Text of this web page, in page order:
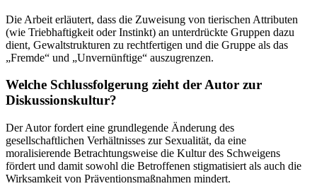
Die Arbeit erläutert, dass die Zuweisung von tierischen Attributen
(wie Triebhaftigkeit oder Instinkt) an unterdrückte Gruppen dazu
dient, Gewaltstrukturen zu rechtfertigen und die Gruppe als das
„Fremde“ und „Unvernünftige“ auszugrenzen.
Welche Schlussfolgerung zieht der Autor zur
Diskussionskultur?
Der Autor fordert eine grundlegende Änderung des
gesellschaftlichen Verhältnisses zur Sexualität, da eine
moralisierende Betrachtungsweise die Kultur des Schweigens
fördert und damit sowohl die Betroffenen stigmatisiert als auch die
Wirksamkeit von Präventionsmaßnahmen mindert.